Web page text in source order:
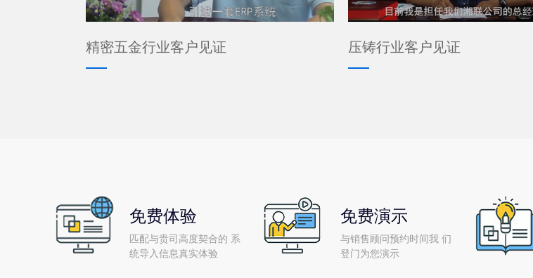
精密五金行业客户见证 压铸行业客户见证
免费体验
匹配与贵司高度契合的 系
统导入信息真实体验
免费演示
与销售顾问预约时间我 们
登门为您演示